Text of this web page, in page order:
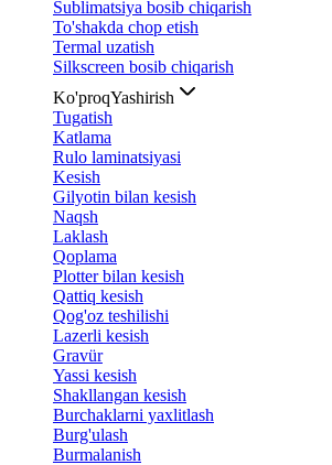
Sublimatsiya bosib chiqarish
To'shakda chop etish
Termal uzatish
Silkscreen bosib chiqarish
Ko'proqYashirish
Tugatish
Katlama
Rulo laminatsiyasi
Kesish
Gilyotin bilan kesish
Naqsh
Laklash
Qoplama
Plotter bilan kesish
Qattiq kesish
Qog'oz teshilishi
Lazerli kesish
Gravür
Yassi kesish
Shakllangan kesish
Burchaklarni yaxlitlash
Burg'ulash
Burmalanish